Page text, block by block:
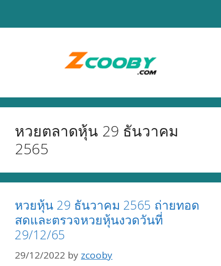
หวยตลาดหุ้น 29 ธันวาคม
2565
หวยหุ้น 29 ธันวาคม 2565 ถ่ายทอด
สดและตรวจหวยหุ้นงวดวันที่
29/12/65
29/12/2022 by zcooby